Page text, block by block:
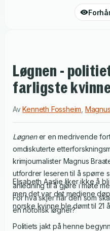
Løgnen -
farligste
AvKenneth Fossheim
Løgnener en medrivende
omdiskuterte
krimjournalister Magnus
utfordrer leseren til å spørre
anledning til å gjøre i møte
For hva skjer når den som
en notorisk løgner?
Elisabeth Aaslie liker ikke å
men det var det mediene
norske kvinne ble dømt til 21
Politiets jakt på henne